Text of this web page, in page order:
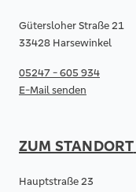
Gütersloher Straße 21
33428 Harsewinkel
05247 - 605 934
E-Mail senden
ZUM STANDORT
Hauptstraße 23